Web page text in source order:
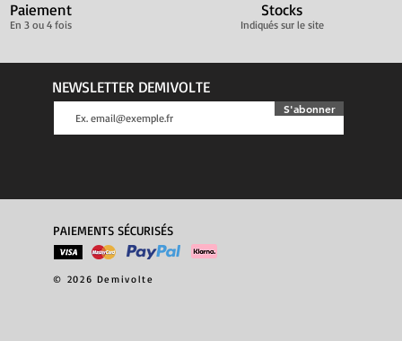
Paiement
En 3 ou 4 fois
Stocks
Indiqués sur le site
NEWSLETTER DEMIVOLTE
S'abonner
PAIEMENTS SÉCURISÉS
© 2026 Demivolte